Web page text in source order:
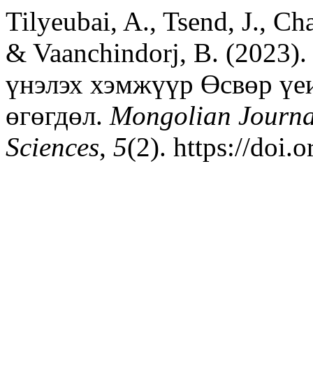
Tilyeubai, A., Tsend, J.,
& Vaanchindorj, B. (2023).
үнэлэх хэмжүүр Өсвөр
өгөгдөл. Mongolian
Sciences, 5(2). https://